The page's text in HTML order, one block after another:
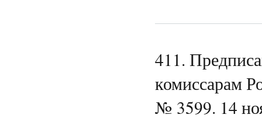
411.
комиссарам
№ 3599. 14